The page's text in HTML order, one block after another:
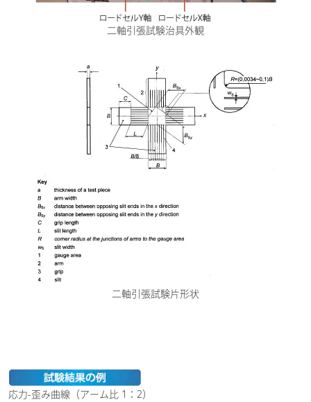
二軸引張試験治具外観
二軸引張試験片形状
応力-歪み曲線（アーム比 1：2）